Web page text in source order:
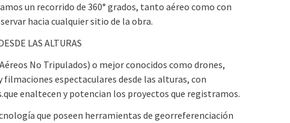
un recorrido de 360° grados, tanto aéreo como con
hacia cualquier sitio de la obra.
LAS ALTURAS
No Tripulados) o mejor conocidos como drones,
espectaculares desde las alturas, con
enaltecen y potencian los proyectos que registramos.
que poseen herramientas de georreferenciación